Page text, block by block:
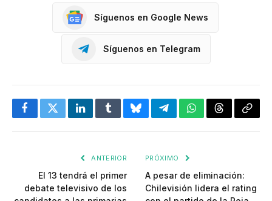
Síguenos en Google News
Síguenos en Telegram
FacebookTwitterLinkedInTumblrBlueskyTelegramWhatsApp
Threads
ANTERIOR
El 13 tendrá el primer
debate televisivo de los
PRÓXIMO
A pesar de eliminación:
Chilevisión lidera el rating